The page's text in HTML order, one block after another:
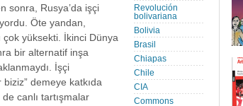
sonra, Rusya’da işçi
Öte yandan,
çok yüksekti. İkinci Dünya
bir alternatif inşa
İşçi
biziz” demeye katkıda
canlı tartışmalar
Revolución
bolivariana
Bolivia
Brasil
Chiapas
Chile
CIA
Commons